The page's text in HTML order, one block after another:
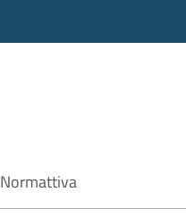
di
Normattiva